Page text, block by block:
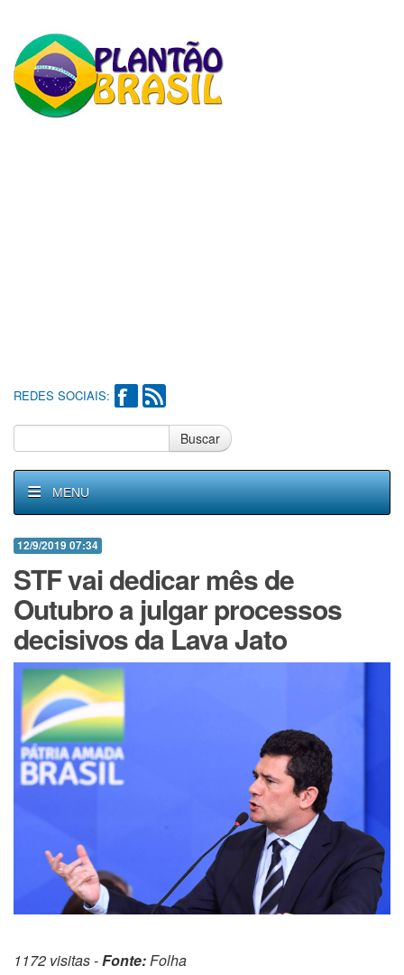
REDES SOCIAIS:
Buscar
MENU
12/9/2019 07:34
STF vai dedicar mês de
Outubro a julgar processos
decisivos da Lava Jato
1172 visitas -Fonte:Folha